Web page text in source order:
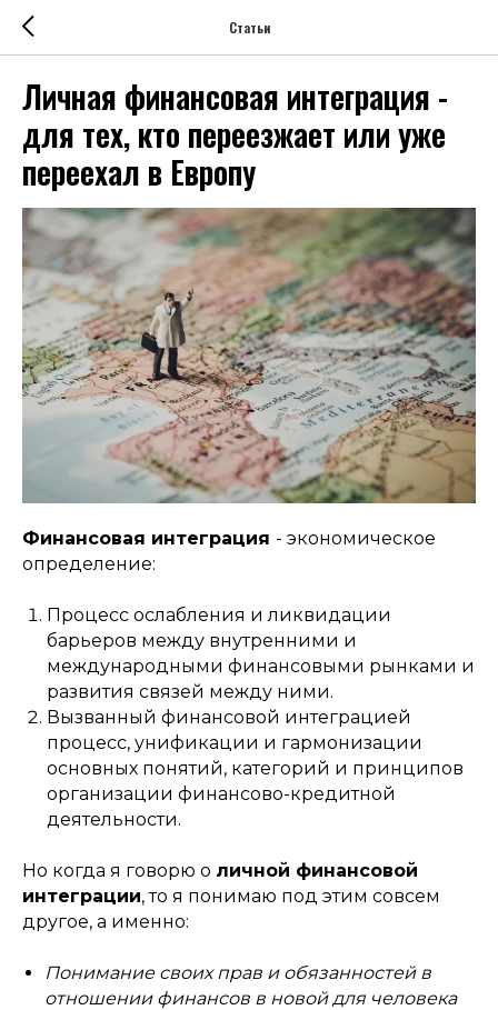
Статьи
Личная финансовая интеграция -
для тех, кто переезжает или уже
переехал в Европу
Финансовая интеграция - экономическое
определение:
Процесс ослабления и ликвидации
барьеров между внутренними и
международными финансовыми рынками и
развития связей между ними.
Вызванный финансовой интеграцией
процесс, унификации и гармонизации
основных понятий, категорий и принципов
организации финансово-кредитной
деятельности.
Но когда я говорю о личной финансовой
интеграции, то я понимаю под этим совсем
другое, а именно:
Понимание своих прав и обязанностей в
отношении финансов в новой для человека